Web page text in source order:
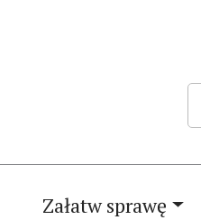
Załatw sprawę